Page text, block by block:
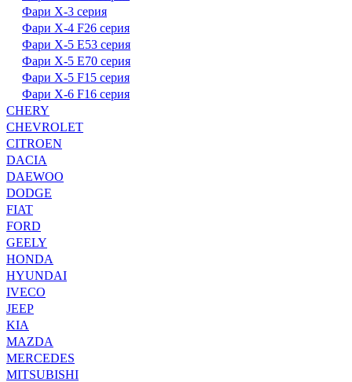
Фари X-3 серия
Фари X-4 F26 серия
Фари X-5 E53 серия
Фари X-5 E70 серия
Фари X-5 F15 серия
Фари X-6 F16 серия
CHERY
CHEVROLET
CITROEN
DACIA
DAEWOO
DODGE
FIAT
FORD
GEELY
HONDA
HYUNDAI
IVECO
JEEP
KIA
MAZDA
MERCEDES
MITSUBISHI